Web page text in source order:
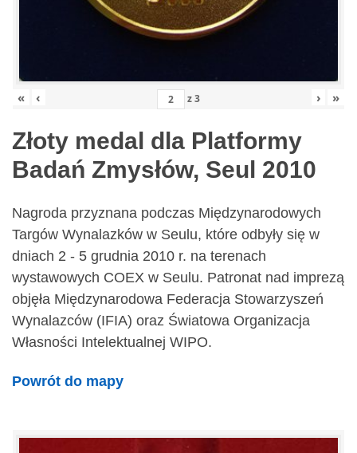
« ‹ z3 › »
Złoty medal dla Platformy
Badań Zmysłów, Seul 2010
Nagroda przyznana podczas Międzynarodowych
Targów Wynalazków w Seulu, które odbyły się w
dniach 2 - 5 grudnia 2010 r. na terenach
wystawowych COEX w Seulu. Patronat nad imprezą
objęła Międzynarodowa Federacja Stowarzyszeń
Wynalazców (IFIA) oraz Światowa Organizacja
Własności Intelektualnej WIPO.
Powrót do mapy